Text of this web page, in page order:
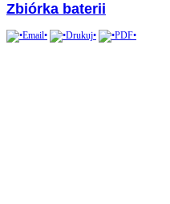
Zbiórka baterii